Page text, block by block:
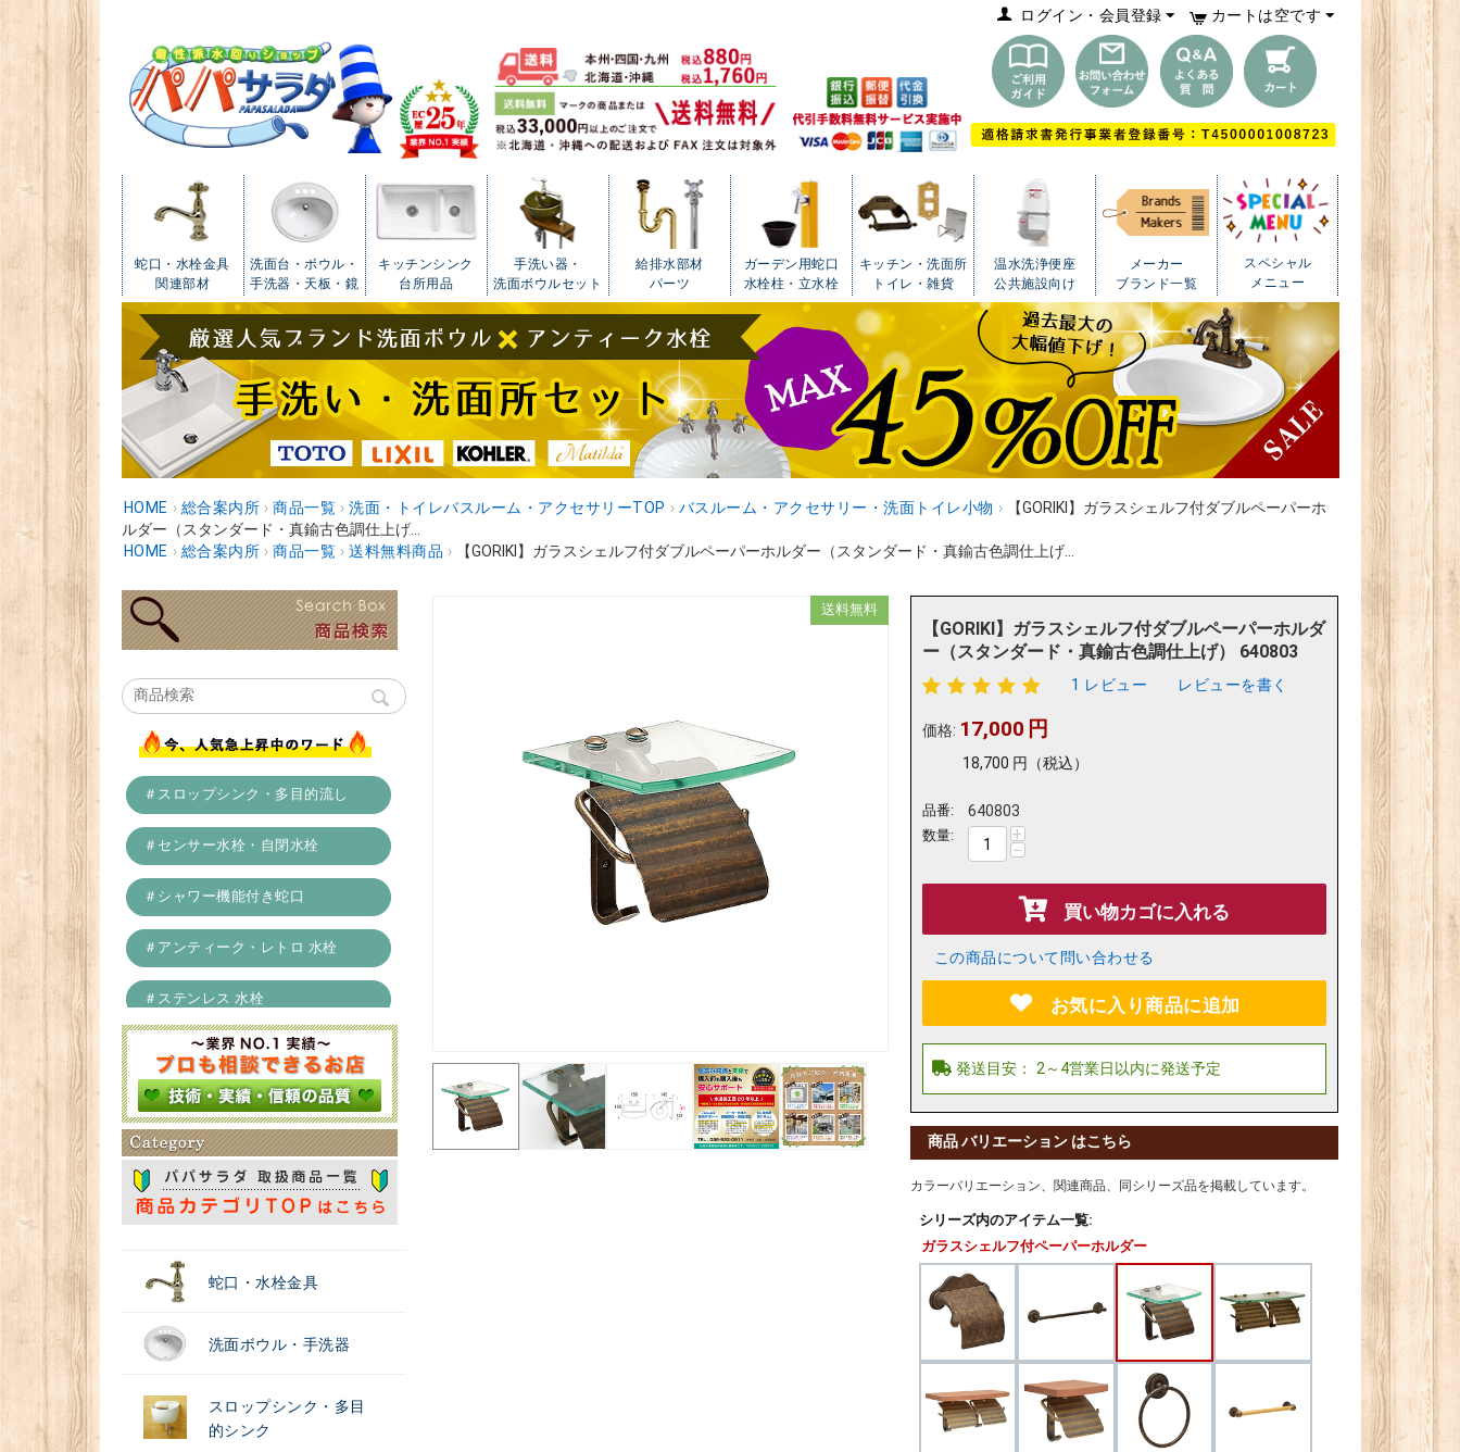
カートは空です
ログイン・会員登録
蛇口・水栓金具
関連部材
洗面台・ボウル・
手洗器・天板・鏡
キッチンシンク
台所用品
手洗い器・
洗面ボウルセット
給排水部材
パーツ
ガーデン用蛇口
水栓柱・立水栓
キッチン・洗面所
トイレ・雑貨
温水洗浄便座
公共施設向け
メーカー
ブランド一覧
スペシャル
メニュー
HOME › 総合案内所 › 商品一覧 › 洗面・トイレバスルーム・アクセサリーTOP › バスルーム・アクセサリー・洗面トイレ小物 ›
【GORIKI】ガラスシェルフ付ダブルペーパーホ
ルダー（スタンダード・真鍮古色調仕上げ...
HOME › 総合案内所 › 商品一覧 › 送料無料商品 › 【GORIKI】ガラスシェルフ付ダブルペーパーホルダー（スタンダード・真鍮古色調仕上げ...
＃スロップシンク・多目的流し
＃センサー水栓・自閉水栓
＃シャワー機能付き蛇口
＃アンティーク・レトロ 水栓
＃ステンレス 水栓
＃浄水器
蛇口・水栓金具
洗面ボウル・手洗器
スロップシンク・多目
的シンク
送料無料
【GORIKI】ガラスシェルフ付ダブルペーパーホルダ
ー（スタンダード・真鍮古色調仕上げ） 640803
1 レビュー レビューを書く
価格: 17,000 円
18,700 円 （税込）
品番: 640803
数量: +
−
買い物カゴに入れる
この商品について問い合わせる
お気に入り商品に追加
商品 バリエーション はこちら
カラーバリエーション、関連商品、同シリーズ品を掲載しています。
シリーズ内のアイテム一覧:
ガラスシェルフ付ペーパーホルダー